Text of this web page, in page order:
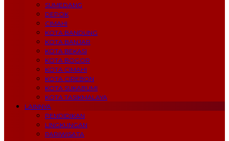
SUMEDANG
DEPOK
CIMAHI
KOTA BANDUNG
KOTA BANJAR
KOTA BEKASI
KOTA BOGOR
KOTA CIMAHI
KOTA CIREBON
KOTA SUKABUMI
KOTA TASIKMALAYA
LAINNYA
PENDIDIKAN
LINGKUNGAN
PARIWISATA